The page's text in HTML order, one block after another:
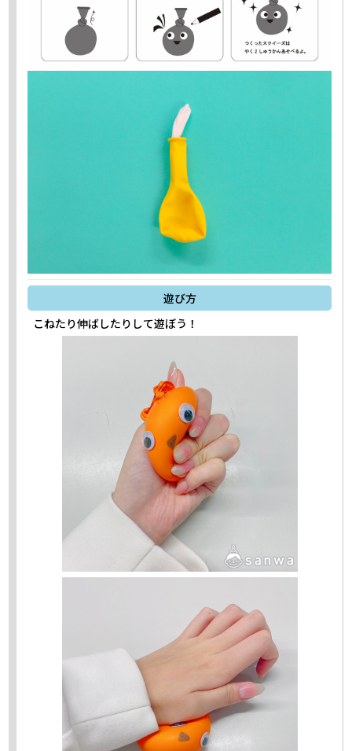
遊び方
こねたり伸ばしたりして遊ぼう！